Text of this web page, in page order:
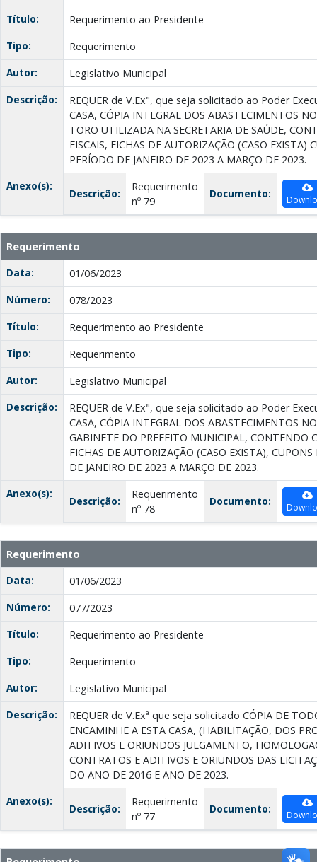
Título:
Requerimento ao Presidente
Tipo:
Requerimento
Autor:
Legislativo Municipal
Descrição:
REQUER de V.Ex", que seja solicitado ao Poder
CASA, CÓPIA INTEGRAL DOS ABASTECIMENTOS
TORO UTILIZADA NA SECRETARIA DE SAÚDE,
FISCAIS, FICHAS DE AUTORIZAÇÃO (CASO EXISTA)
PERÍODO DE JANEIRO DE 2023 A MARÇO DE 2023.
Anexo(s):
Descrição:
Requerimento
nº 79
Documento:
Requerimento
Data:
01/06/2023
Número:
078/2023
Título:
Requerimento ao Presidente
Tipo:
Requerimento
Autor:
Legislativo Municipal
Descrição:
REQUER de V.Ex", que seja solicitado ao Poder
CASA, CÓPIA INTEGRAL DOS ABASTECIMENTOS
GABINETE DO PREFEITO MUNICIPAL, CONTENDO
FICHAS DE AUTORIZAÇÃO (CASO EXISTA),
DE JANEIRO DE 2023 A MARÇO DE 2023.
Anexo(s):
Descrição:
Requerimento
nº 78
Documento:
Requerimento
Data:
01/06/2023
Número:
077/2023
Título:
Requerimento ao Presidente
Tipo:
Requerimento
Autor:
Legislativo Municipal
Descrição:
REQUER de V.Exª que seja solicitado CÓPIA DE
ENCAMINHE A ESTA CASA, (HABILITAÇÃO, DOS
ADITIVOS E ORIUNDOS JULGAMENTO,
CONTRATOS E ADITIVOS E ORIUNDOS DAS
DO ANO DE 2016 E ANO DE 2023.
Anexo(s):
Descrição:
Requerimento
nº 77
Documento: